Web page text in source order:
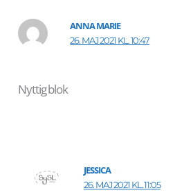
ANNA MARIE
26. MAJ 2021 KL. 10:47
Nyttig blok
JESSICA
26. MAJ 2021 KL. 11:05